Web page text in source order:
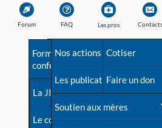
Forum FAQ
Avant la naissance
Les débuts
Une difficulté d'allaitement
Les pros
Formations et
conférences
La JIA
Le congrès
Contacts
Besoin d'aide?
Répertoire de tous les
contacts
Contact presse
Nos actions
Les publications
Soutien aux mères
Cotiser
Faire un don